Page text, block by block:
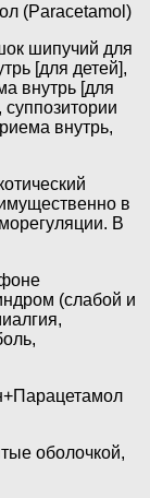
(Paracetamol)
шипучий для
[для детей],
внутрь [для
суппозитории
внутрь,
в
В
(слабой и
оболочкой,